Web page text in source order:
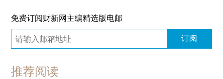
免费订阅财新网主编精选版电邮
订阅
推荐阅读